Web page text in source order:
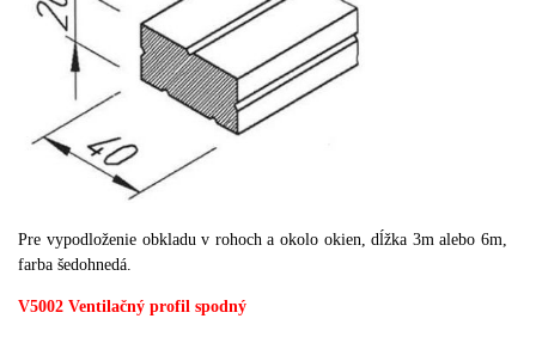
Pre vypodloženie obkladu v rohoch a okolo okien, dĺžka 3m alebo 6m,
farba šedohnedá.
V5002 Ventilačný profil spodný